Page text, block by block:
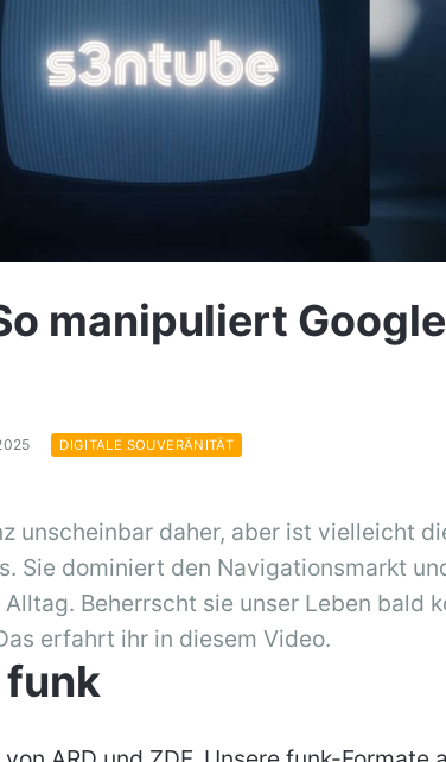
manipuliert
DIGITALE SOUVERÄNITÄT
unscheinbar daher, aber ist vielleicht
Sie dominiert den Navigationsmarkt
Beherrscht sie unser Leben bald
erfahrt ihr in diesem Video.
funk